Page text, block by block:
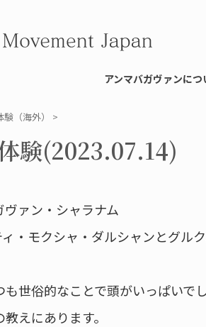
アンマバガヴァンにつ
（海外） >
験(2023.07.14)
ヴァン・シャラナム
・モクシャ・ダルシャンとグル
世俗的なことで頭がいっぱいで
えにあります。